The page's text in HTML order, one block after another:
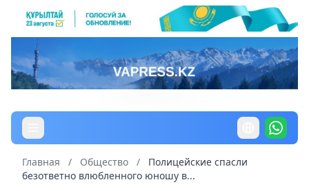
Главная / Общество /
Полицейские спасли
безответно влюбленного юношу в...